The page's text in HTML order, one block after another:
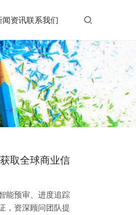
闻资讯联系我们
取全球商业信
能预审、进度追踪
，资深顾问团队提